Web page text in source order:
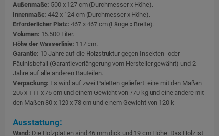
Außenmaße: 500 x 127 cm (Durchmesser x Höhe).
Innenmaße: 442 x 124 cm (Durchmesser x Höhe).
Erforderlicher Platz: 467 x 467 cm (Länge x Breite).
Volumen: 15.500 Liter.
Höhe der Wasserlinie: 117 cm.
Garantie: 10 Jahre auf die Holzstruktur gegen Insekten- oder
Fäulnisbefall (Garantieverlängerung vom Hersteller gewährt) und 2
Jahre auf alle anderen Bauteilen.
Verpackung: Es wird auf zwei Paletten geliefert: eine mit den Maßen
205 x 111 x 76 cm und einem Gewicht von 770 kg und eine andere mit
den Maßen 80 x 120 x 78 cm und einem Gewicht von 120 k
Ausstattung:
Wand: Die Holzplatten sind 46 mm dick und 19 cm Höhe. Das Holz ist